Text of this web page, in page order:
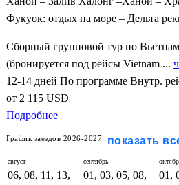
Фукуок: отдых на море – Дельта
Сборный групповой тур по
(бронируется под рейсы Vietnam ...
12-14 дней По программе Внутр.
от 2 115 USD
Подробнее
График заездов 2026-2027: показать
август
06, 08, 11, 13,
сентябрь
01, 03, 05, 08,
01,